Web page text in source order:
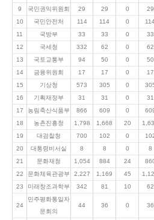
9
국민권익위원회 29 29 0 29
10
국민안전처 114 114 0
11
국방부 33 33 0 33
12
국세청 332 62 0 62
13
국토교통부 94 50 0 50
14
금융위원회 17 17 0 17
15
기상청 573 305 0
16
기획재정부 31 31 0 31
17
농림축산식품부 866 609 0
18
농촌진흥청 1,798 1,668 20
19
대검찰청 700 102 0
20
대통령비서실 8 8 0 8
21
문화재청 1,054 884 24
22
문화체육관광부 2,227 1,169 45
23
미래창조과학부 342 81 10 62
24
민주평화통일자
문회의
44 36 0 36